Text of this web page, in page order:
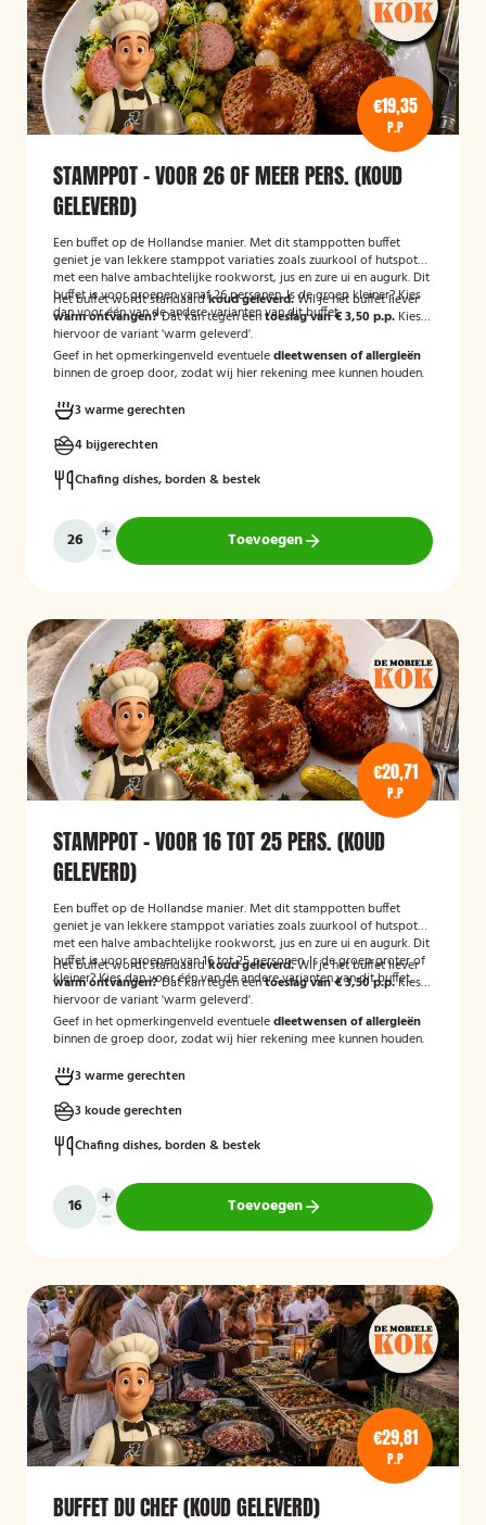
€19,35
P.P
STAMPPOT - VOOR 26 OF MEER PERS. (KOUD
GELEVERD)
Een buffet op de Hollandse manier. Met dit stamppotten buffet
geniet je van lekkere stamppot variaties zoals zuurkool of hutspot
met een halve ambachtelijke rookworst, jus en zure ui en augurk. Dit
buffet is voor groepen vanaf 26 personen. Is de groep kleiner? Kies
dan voor één van de andere varianten van dit buffet.
Het buffet wordt standaardkoud geleverd.Wil je het buffet liever
warm ontvangen?Dat kan tegen eentoeslag van € 3,50 p.p. Kies
hiervoor de variant 'warm geleverd'.
Geef in het opmerkingenveld eventueledieetwensen of allergieën
binnen de groep door, zodat wij hier rekening mee kunnen houden.
3 warme gerechten
4 bijgerechten
Chafing dishes, borden & bestek
Toevoegen
€20,71
P.P
STAMPPOT - VOOR 16 TOT 25 PERS. (KOUD
GELEVERD)
Een buffet op de Hollandse manier. Met dit stamppotten buffet
geniet je van lekkere stamppot variaties zoals zuurkool of hutspot
met een halve ambachtelijke rookworst, jus en zure ui en augurk. Dit
buffet is voor groepen van 16 tot 25 personen. Is de groep groter of
kleiner? Kies dan voor één van de andere varianten van dit buffet.
Het buffet wordt standaardkoud geleverd.Wil je het buffet liever
warm ontvangen?Dat kan tegen eentoeslag van € 3,50 p.p.Kies
hiervoor de variant 'warm geleverd'.
Geef in het opmerkingenveld eventueledieetwensen of allergieën
binnen de groep door, zodat wij hier rekening mee kunnen houden.
3 warme gerechten
3 koude gerechten
Chafing dishes, borden & bestek
Toevoegen
€29,81
P.P
BUFFET DU CHEF (KOUD GELEVERD)